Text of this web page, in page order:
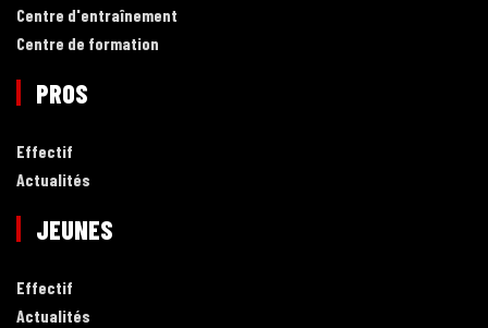
Centre d'entraînement
Centre de formation
PROS
Effectif
Actualités
JEUNES
Effectif
Actualités